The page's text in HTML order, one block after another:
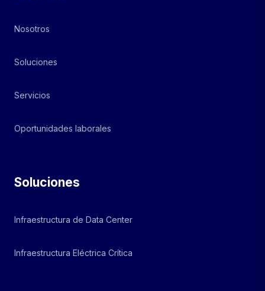
Nosotros
Soluciones
Servicios
Oportunidades laborales
Soluciones
Infraestructura de Data Center
Infraestructura Eléctrica Crítica